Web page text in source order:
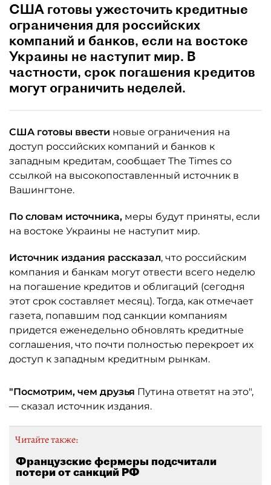
США готовы ужесточить кредитные
ограничения для российских
компаний и банков, если на востоке
Украины не наступит мир. В
частности, срок погашения кредитов
могут ограничить неделей.
США готовы ввести новые ограничения на
доступ российских компаний и банков к
западным кредитам, сообщает The Times со
ссылкой на высокопоставленный источник в
Вашингтоне.
По словам источника, меры будут приняты, если
на востоке Украины не наступит мир.
Источник издания рассказал, что российским
компания и банкам могут отвести всего неделю
на погашение кредитов и облигаций (сегодня
этот срок составляет месяц). Тогда, как отмечает
газета, попавшим под санкции компаниям
придется еженедельно обновлять кредитные
соглашения, что почти полностью перекроет их
доступ к западным кредитным рынкам.
"Посмотрим, чем друзья Путина ответят на это",
— сказал источник издания.
Читайте также:
Французские фермеры подсчитали
потери от санкций РФ